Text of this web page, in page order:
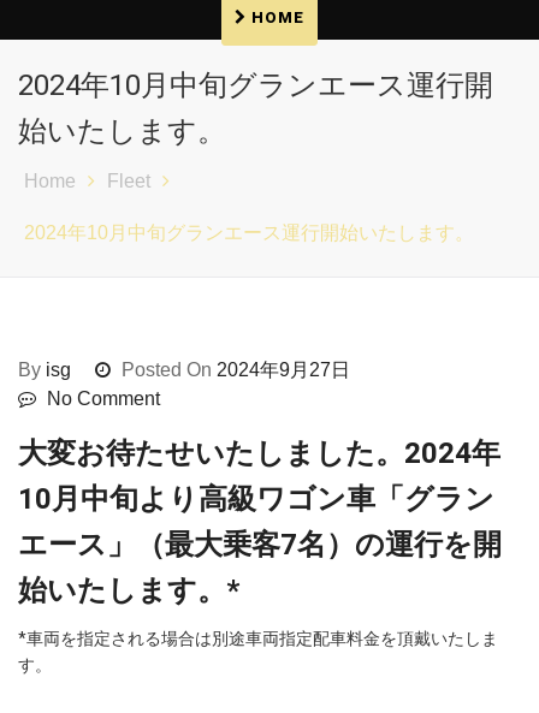
HOME
2024年10月中旬グランエース運行開
始いたします。
Home Fleet
2024年10月中旬グランエース運行開始いたします。
By isg Posted On 2024年9月27日
No Comment
大変お待たせいたしました。2024年
10月中旬より高級ワゴン車「グラン
エース」（最大乗客7名）の運行を開
始いたします。*
*車両を指定される場合は別途車両指定配車料金を頂戴いたしま
す。